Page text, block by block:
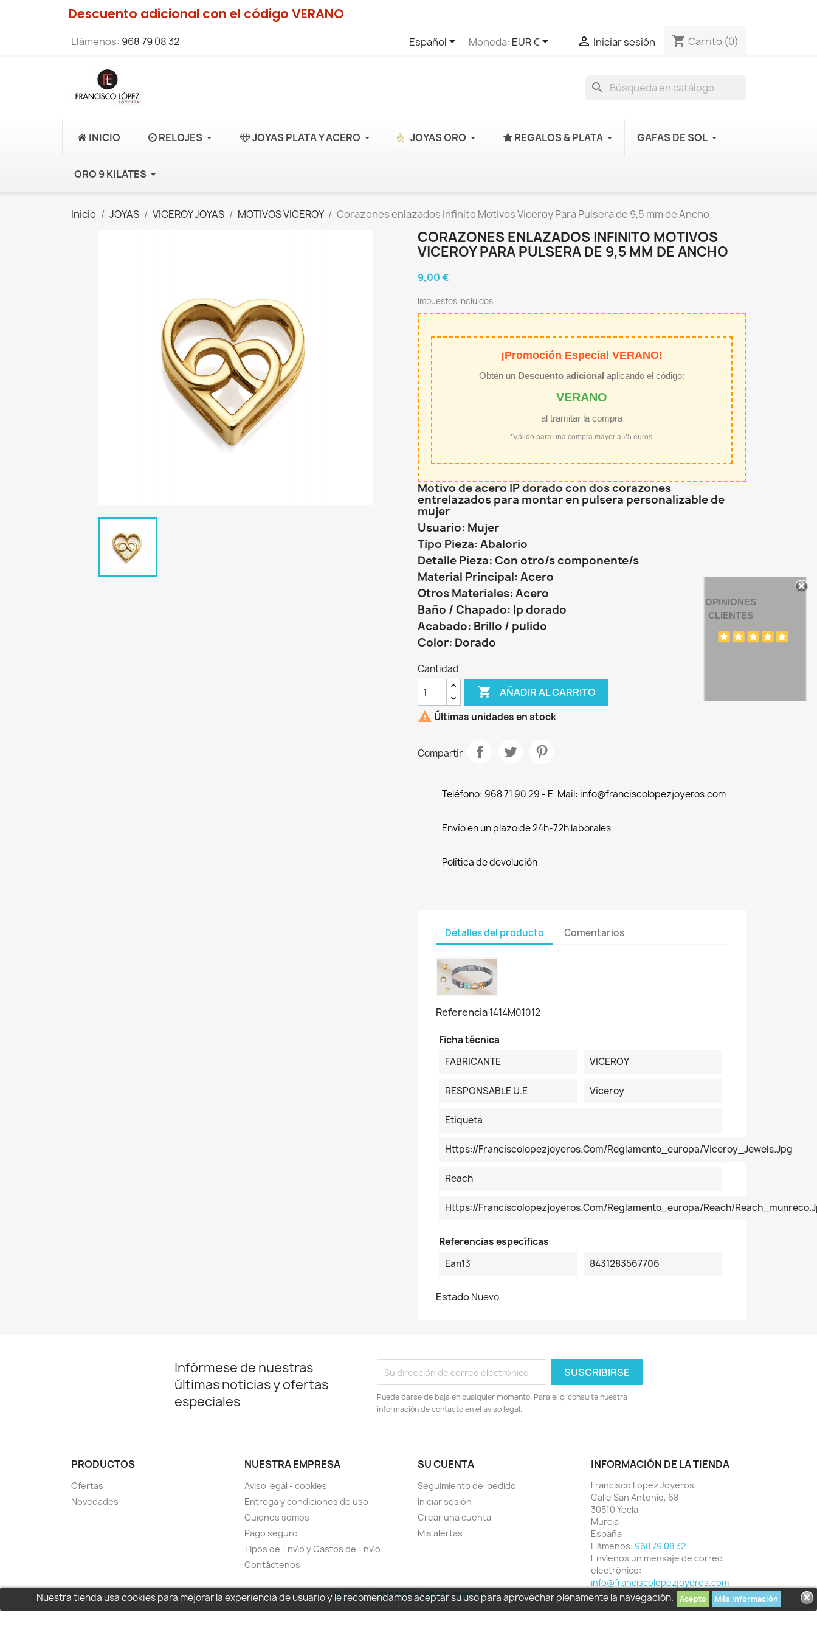
Descuento adicional con el código VERANO
Llámenos: 968 79 08 32 Español Moneda: EUR €  Iniciar sesión shopping_cart Carrito (0)
search
Nuestra tienda usa cookies para mejorar la experiencia de usuario y le recomendamos aceptar su uso para aprovechar plenamente la navegación. Acepto Más información
INICIO RELOJES JOYAS PLATA Y ACERO JOYAS ORO REGALOS & PLATA GAFAS DE SOL
ORO 9 KILATES
Inicio JOYAS VICEROY JOYAS MOTIVOS VICEROY Corazones enlazados Infinito Motivos Viceroy Para Pulsera de 9,5 mm de Ancho
CORAZONES ENLAZADOS INFINITO MOTIVOS
VICEROY PARA PULSERA DE 9,5 MM DE ANCHO
9,00 €
Impuestos incluidos
¡Promoción Especial VERANO!
Obtén un Descuento adicional aplicando el código:
VERANO
al tramitar la compra
*Válido para una compra mayor a 25 euros.
Motivo de acero IP dorado con dos corazones
entrelazados para montar en pulsera personalizable de
mujer
Usuario: Mujer
Tipo Pieza: Abalorio
Detalle Pieza: Con otro/s componente/s
Material Principal: Acero
Otros Materiales: Acero
Baño / Chapado: Ip dorado
Acabado: Brillo / pulido
Color: Dorado
Cantidad
 AÑADIR AL CARRITO
 Últimas unidades en stock
Compartir
Teléfono: 968 71 90 29 - E-Mail: info@franciscolopezjoyeros.com
Envío en un plazo de 24h-72h laborales
Política de devolución
Detalles del producto Comentarios
Referencia1414M01012
Ficha técnica
FABRICANTE
VICEROY
RESPONSABLE U.E Viceroy
Etiqueta
Https://franciscolopezjoyeros.com/reglamento_europa/Viceroy_Jewels.jpg
Reach
Https://franciscolopezjoyeros.com/reglamento_europa/reach/
Referencias específicas
Ean13
8431283567706
EstadoNuevo
Infórmese de nuestras
últimas noticias y ofertas
especiales
Puede darse de baja en cualquier momento. Para ello, consulte nuestra
información de contacto en el aviso legal.
PRODUCTOS
Ofertas
Novedades
NUESTRA EMPRESA
Aviso legal - cookies
Entrega y condiciones de uso
Quienes somos
Pago seguro
Tipos de Envío y Gastos de Envío
Contáctenos
SU CUENTA
Seguimiento del pedido
Iniciar sesión
Crear una cuenta
Mis alertas
INFORMACIÓN DE LA TIENDA
Francisco Lopez Joyeros
Calle San Antonio, 68
30510 Yecla
Murcia
España
Llámenos: 968 79 08 32
Envíenos un mensaje de correo
electrónico:
info@franciscolopezjoyeros.com
OPINIONES
CLIENTES
© 2026 - Francisco López Joyeros